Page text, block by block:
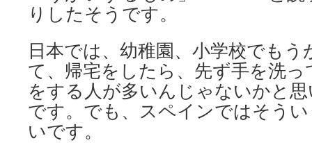
りしたそうです。
日本では、幼稚園、小学校でも
て、帰宅をしたら、先ず手を洗
をする人が多いんじゃないかと
です。でも、スペインではそう
いです。